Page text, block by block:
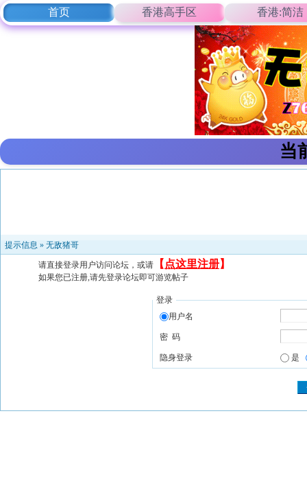
首页 香港高手区 香港:简洁
当
提示信息 » 无敌猪哥
请直接登录用户访问论坛，或请 【 点这里注册】
如果您已注册,请先登录论坛即可游览帖子
登录
用户名
密 码
隐身登录 是